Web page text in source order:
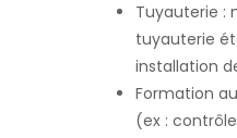
Tuyauterie :
tuyauterie
installation
Formation
(ex :